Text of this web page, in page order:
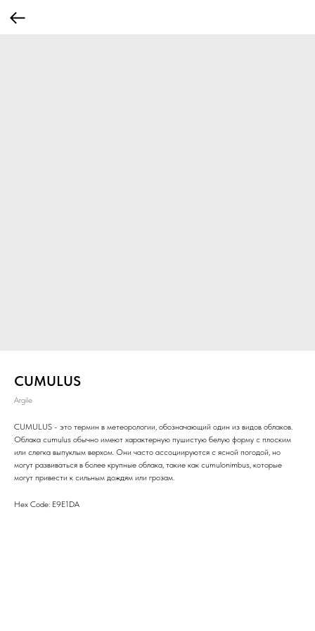
CUMULUS
Argile
CUMULUS - это термин в метеорологии, обозначающий один из видов облаков.
Облака cumulus обычно имеют характерную пушистую белую форму с плоским
или слегка выпуклым верхом. Они часто ассоциируются с ясной погодой, но
могут развиваться в более крупные облака, такие как cumulonimbus, которые
могут привести к сильным дождям или грозам.
Hex Code: E9E1DA